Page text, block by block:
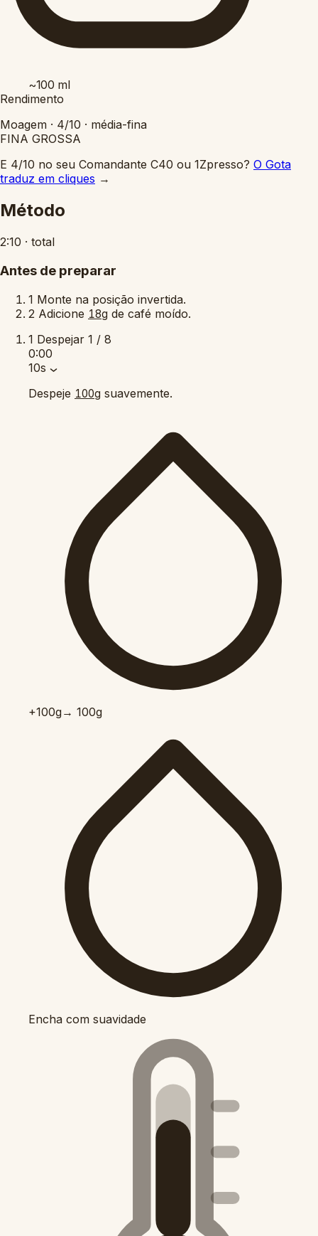
~100 ml
Rendimento
Moagem · 4/10 · média-fina
FINA GROSSA
E 4/10 no seu Comandante C40 ou 1Zpresso? O Gota
traduz em cliques →
Método
2:10 · total
Antes de preparar
1 Monte na posição invertida.
2 Adicione 18g de café moído.
1 Despejar 1 / 8
0:00
10s
Despeje 100g suavemente.
+100g→ 100g
Encha com suavidade